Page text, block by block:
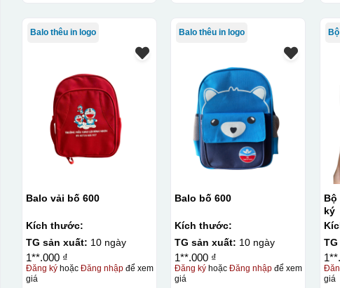
Balo thêu in logo
Balo vải bố 600
Kích thước:
TG sản xuất: 10 ngày
1**.000 ₫
Đăng kýhoặc Đăng nhậpđể xem
giá
Balo thêu in logo
Balo bố 600
Kích thước:
TG sản xuất: 10 ngày
1**.000 ₫
Đăng ký hoặcĐăng nhập để xem
giá
Bộ
ký
giá